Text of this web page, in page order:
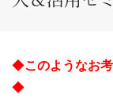
◆このようなお
◆